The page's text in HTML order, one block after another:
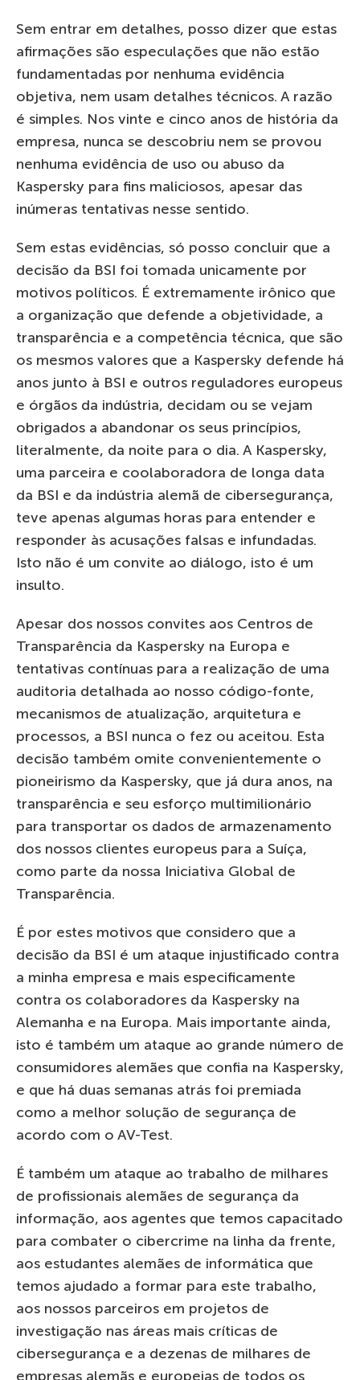
Sem entrar em detalhes, posso dizer que estas
afirmações são especulações que não estão
fundamentadas por nenhuma evidência
objetiva, nem usam detalhes técnicos. A razão
é simples. Nos vinte e cinco anos de história da
empresa, nunca se descobriu nem se provou
nenhuma evidência de uso ou abuso da
Kaspersky para fins maliciosos, apesar das
inúmeras tentativas nesse sentido.
Sem estas evidências, só posso concluir que a
decisão da BSI foi tomada unicamente por
motivos políticos. É extremamente irônico que
a organização que defende a objetividade, a
transparência e a competência técnica, que são
os mesmos valores que a Kaspersky defende há
anos junto à BSI e outros reguladores europeus
e órgãos da indústria, decidam ou se vejam
obrigados a abandonar os seus princípios,
literalmente, da noite para o dia. A Kaspersky,
uma parceira e coolaboradora de longa data
da BSI e da indústria alemã de cibersegurança,
teve apenas algumas horas para entender e
responder às acusações falsas e infundadas.
Isto não é um convite ao diálogo, isto é um
insulto.
Apesar dos nossos convites aos Centros de
Transparência da Kaspersky na Europa e
tentativas contínuas para a realização de uma
auditoria detalhada ao nosso código-fonte,
mecanismos de atualização, arquitetura e
processos, a BSI nunca o fez ou aceitou. Esta
decisão também omite convenientemente o
pioneirismo da Kaspersky, que já dura anos, na
transparência e seu esforço multimilionário
para transportar os dados de armazenamento
dos nossos clientes europeus para a Suíça,
como parte da nossa Iniciativa Global de
Transparência.
É por estes motivos que considero que a
decisão da BSI é um ataque injustificado contra
a minha empresa e mais especificamente
contra os colaboradores da Kaspersky na
Alemanha e na Europa. Mais importante ainda,
isto é também um ataque ao grande número de
consumidores alemães que confia na Kaspersky,
e que há duas semanas atrás foi premiada
como a melhor solução de segurança de
acordo com o AV-Test.
É também um ataque ao trabalho de milhares
de profissionais alemães de segurança da
informação, aos agentes que temos capacitado
para combater o cibercrime na linha da frente,
aos estudantes alemães de informática que
temos ajudado a formar para este trabalho,
aos nossos parceiros em projetos de
investigação nas áreas mais críticas de
cibersegurança e a dezenas de milhares de
empresas alemãs e europeias de todos os